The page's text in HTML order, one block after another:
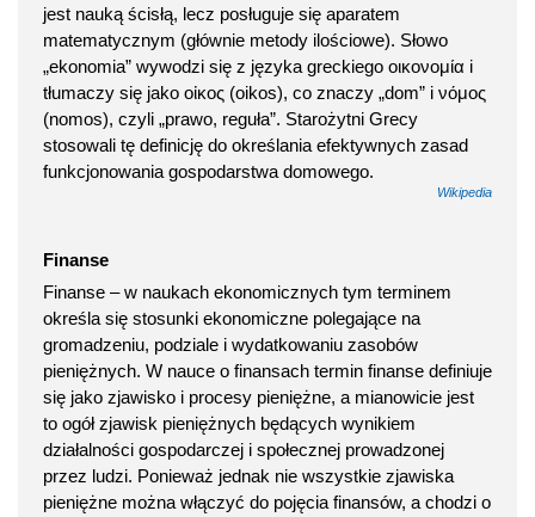
jest nauką ścisłą, lecz posługuje się aparatem
matematycznym (głównie metody ilościowe). Słowo
„ekonomia” wywodzi się z języka greckiego οικονομία i
tłumaczy się jako οἰκος (oikos), co znaczy „dom” i νόμος
(nomos), czyli „prawo, reguła”. Starożytni Grecy
stosowali tę definicję do określania efektywnych zasad
funkcjonowania gospodarstwa domowego.
Wikipedia
Finanse
Finanse – w naukach ekonomicznych tym terminem
określa się stosunki ekonomiczne polegające na
gromadzeniu, podziale i wydatkowaniu zasobów
pieniężnych. W nauce o finansach termin finanse definiuje
się jako zjawisko i procesy pieniężne, a mianowicie jest
to ogół zjawisk pieniężnych będących wynikiem
działalności gospodarczej i społecznej prowadzonej
przez ludzi. Ponieważ jednak nie wszystkie zjawiska
pieniężne można włączyć do pojęcia finansów, a chodzi o